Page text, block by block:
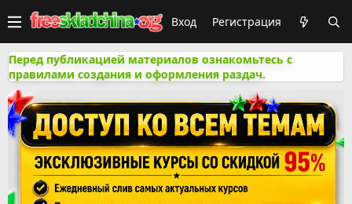
Вход Регистрация
Перед публикацией материалов ознакомьтесь с
правилами создания и оформления раздач.